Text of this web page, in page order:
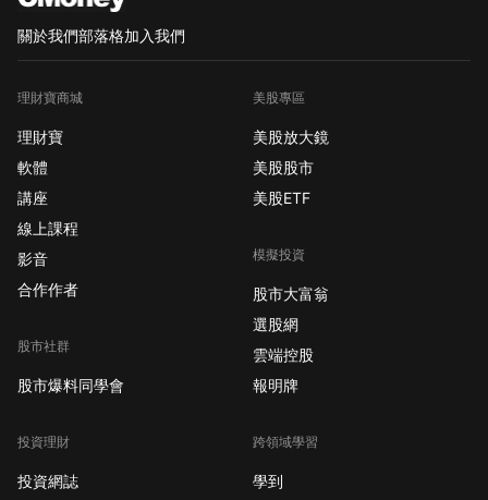
關於我們部落格加入我們
理財寶商城
理財寶
軟體
講座
線上課程
影音
合作作者
股市社群
股市爆料同學會
投資理財
投資網誌
美股專區
美股放大鏡
美股股市
美股ETF
模擬投資
股市大富翁
選股網
雲端控股
報明牌
跨領域學習
學到